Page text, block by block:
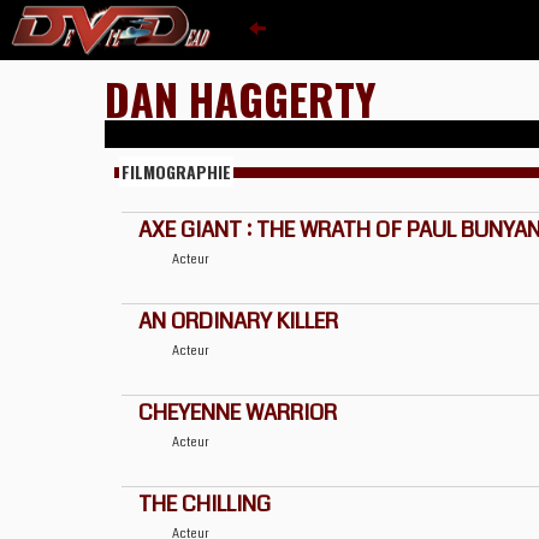
DAN HAGGERTY
FILMOGRAPHIE
AXE GIANT : THE WRATH OF PAUL
Acteur
AN ORDINARY KILLER
Acteur
CHEYENNE WARRIOR
Acteur
THE CHILLING
Acteur